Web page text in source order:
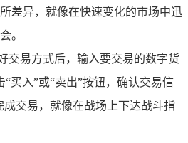
差异，就像在快速变化的市场中迅
。
交易方式后，输入要交易的数字货
买入”或“卖出”按钮，确认交易信
成交易，就像在战场上下达战斗指